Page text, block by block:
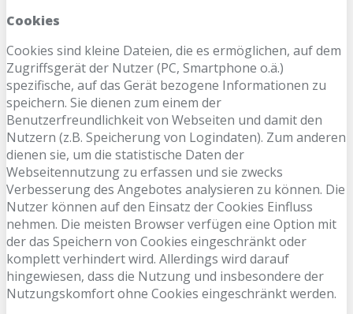
Cookies
Cookies sind kleine Dateien, die es ermöglichen, auf dem
Zugriffsgerät der Nutzer (PC, Smartphone o.ä.)
spezifische, auf das Gerät bezogene Informationen zu
speichern. Sie dienen zum einem der
Benutzerfreundlichkeit von Webseiten und damit den
Nutzern (z.B. Speicherung von Logindaten). Zum anderen
dienen sie, um die statistische Daten der
Webseitennutzung zu erfassen und sie zwecks
Verbesserung des Angebotes analysieren zu können. Die
Nutzer können auf den Einsatz der Cookies Einfluss
nehmen. Die meisten Browser verfügen eine Option mit
der das Speichern von Cookies eingeschränkt oder
komplett verhindert wird. Allerdings wird darauf
hingewiesen, dass die Nutzung und insbesondere der
Nutzungskomfort ohne Cookies eingeschränkt werden.